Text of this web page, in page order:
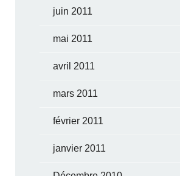
juin 2011
mai 2011
avril 2011
mars 2011
février 2011
janvier 2011